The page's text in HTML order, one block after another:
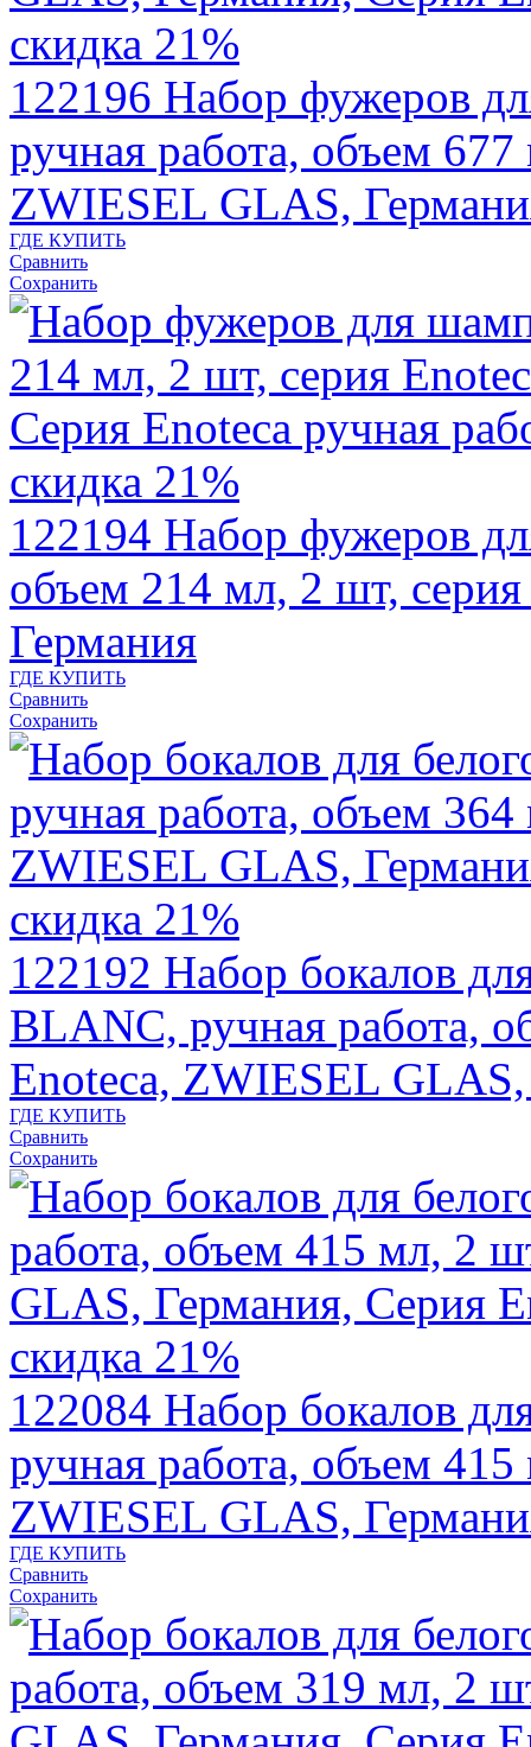
скидка 21%
122196 Набор фужеров
ручная работа, объем
ZWIESEL GLAS,
ГДЕ КУПИТЬ
Сравнить
Сохранить
скидка 21%
122194 Набор фужеров
объем 214 мл, 2 шт,
Германия
ГДЕ КУПИТЬ
Сравнить
Сохранить
скидка 21%
122192 Набор бокалов
BLANC, ручная работа,
Enoteca, ZWIESEL
ГДЕ КУПИТЬ
Сравнить
Сохранить
скидка 21%
122084 Набор бокалов
ручная работа, объем
ZWIESEL GLAS,
ГДЕ КУПИТЬ
Сравнить
Сохранить